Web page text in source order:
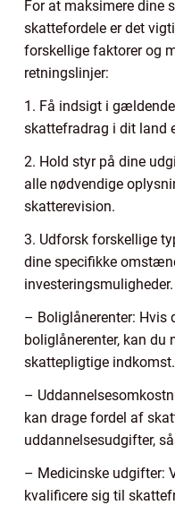
For at maksimere dine
skattefordele er det
forskellige faktorer og
retningslinjer:
1. Få indsigt i
skattefradrag i dit land
2. Hold styr på dine
alle nødvendige
skatterevision.
3. Udforsk forskellige
dine specifikke
investeringsmuligheder.
– Boliglånerenter: Hvis
boliglånerenter, kan
skattepligtige indkomst.
–
kan drage fordel af
uddannelsesudgifter,
– Medicinske udgifter:
kvalificere sig til